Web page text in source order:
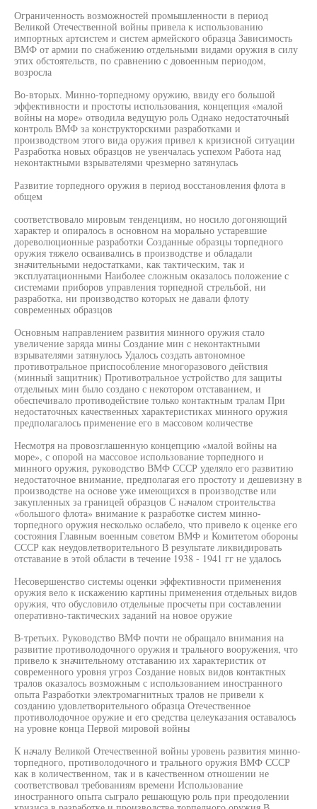
Ограниченность возможностей промышленности в период
Великой Отечественной войны привела к использованию
импортных артсистем и систем армейского образца Зависимость
ВМФ от армии по снабжению отдельными видами оружия в силу
этих обстоятельств, по сравнению с довоенным периодом,
возросла
Во-вторых. Минно-торпедному оружию, ввиду его большой
эффективности и простоты использования, концепция «малой
войны на море» отводила ведущую роль Однако недостаточный
контроль ВМФ за конструкторскими разработками и
производством этого вида оружия привел к кризисной ситуации
Разработка новых образцов не увенчалась успехом Работа над
неконтактными взрывателями чрезмерно затянулась
Развитие торпедного оружия в период восстановления флота в
общем
соответствовало мировым тенденциям, но носило догоняющий
характер и опиралось в основном на морально устаревшие
дореволюционные разработки Созданные образцы торпедного
оружия тяжело осваивались в производстве и обладали
значительными недостатками, как тактическим, так и
эксплуатационными Наиболее сложным оказалось положение с
системами приборов управления торпедной стрельбой, ни
разработка, ни производство которых не давали флоту
современных образцов
Основным направлением развития минного оружия стало
увеличение заряда мины Создание мин с неконтактными
взрывателями затянулось Удалось создать автономное
противотральное приспособление многоразового действия
(минный защитник) Противотральное устройство для защиты
отдельных мин было создано с некотором отставанием, и
обеспечивало противодействие только контактным тралам При
недостаточных качественных характеристиках минного оружия
предполагалось применение его в массовом количестве
Несмотря на провозглашенную концепцию «малой войны на
море», с опорой на массовое использование торпедного и
минного оружия, руководство ВМФ СССР уделяло его развитию
недостаточное внимание, предполагая его простоту и дешевизну в
производстве на основе уже имеющихся в производстве или
закупленных за границей образцов С началом строительства
«большого флота» внимание к разработке систем минно-
торпедного оружия несколько ослабело, что привело к оценке его
состояния Главным военным советом ВМФ и Комитетом обороны
СССР как неудовлетворительного В результате ликвидировать
отставание в этой области в течение 1938 - 1941 гг не удалось
Несовершенство системы оценки эффективности применения
оружия вело к искажению картины применения отдельных видов
оружия, что обусловило отдельные просчеты при составлении
оперативно-тактических заданий на новое оружие
В-третьих. Руководство ВМФ почти не обращало внимания на
развитие противолодочного оружия и трального вооружения, что
привело к значительному отставанию их характеристик от
современного уровня угроз Создание новых видов контактных
тралов оказалось возможным с использованием иностранного
опыта Разработки электромагнитных тралов не привели к
созданию удовлетворительного образца Отечественное
противолодочное оружие и его средства целеуказания оставалось
на уровне конца Первой мировой войны
К началу Великой Отечественной войны уровень развития минно-
торпедного, противолодочного и трального оружия ВМФ СССР
как в количественном, так и в качественном отношении не
соответствовал требованиям времени Использование
иностранного опыта сыграло решающую роль при преодолении